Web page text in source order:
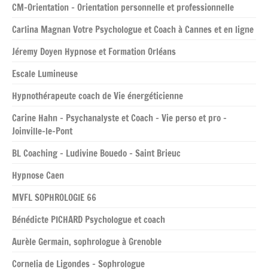
CM-Orientation – Orientation personnelle et professionnelle
Carlina Magnan Votre Psychologue et Coach à Cannes et en ligne
Jéremy Doyen Hypnose et Formation Orléans
Escale Lumineuse
Hypnothérapeute coach de Vie énergéticienne
Carine Hahn – Psychanalyste et Coach – Vie perso et pro –
Joinville-le-Pont
BL Coaching – Ludivine Bouedo – Saint Brieuc
Hypnose Caen
MVFL SOPHROLOGIE 66
Bénédicte PICHARD Psychologue et coach
Aurèle Germain, sophrologue à Grenoble
Cornelia de Ligondes – Sophrologue